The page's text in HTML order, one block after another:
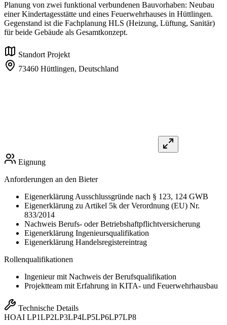
Planung von zwei funktional verbundenen Bauvorhaben: Neubau
einer Kindertagesstätte und eines Feuerwehrhauses in Hüttlingen.
Gegenstand ist die Fachplanung HLS (Heizung, Lüftung, Sanitär)
für beide Gebäude als Gesamtkonzept.
Standort Projekt
73460 Hüttlingen, Deutschland
Eignung
Anforderungen an den Bieter
Eigenerklärung Ausschlussgründe nach § 123, 124 GWB
Eigenerklärung zu Artikel 5k der Verordnung (EU) Nr.
833/2014
Nachweis Berufs- oder Betriebshaftpflichtversicherung
Eigenerklärung Ingenieursqualifikation
Eigenerklärung Handelsregistereintrag
Rollenqualifikationen
Ingenieur mit Nachweis der Berufsqualifikation
Projektteam mit Erfahrung in KITA- und Feuerwehrhausbau
Technische Details
HOAI LP1LP2LP3LP4LP5LP6LP7LP8